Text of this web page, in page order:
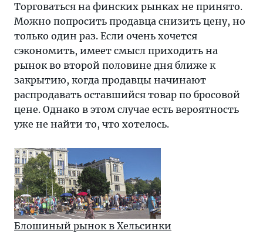
Торговаться на финских рынках не принято.
Можно попросить продавца снизить цену, но
только один раз. Если очень хочется
сэкономить, имеет смысл приходить на
рынок во второй половине дня ближе к
закрытию, когда продавцы начинают
распродавать оставшийся товар по бросовой
цене. Однако в этом случае есть вероятность
уже не найти то, что хотелось.
Блошиный рынок в Хельсинки